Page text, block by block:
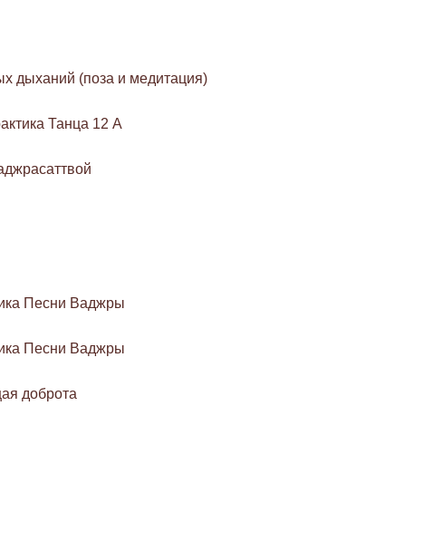
дыханий (поза и медитация)
Танца 12 А
Песни Ваджры
Песни Ваджры
доброта